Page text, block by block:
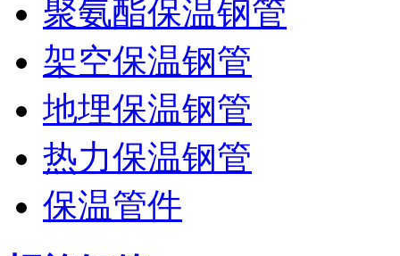
聚氨酯保温钢管
架空保温钢管
地埋保温钢管
热力保温钢管
保温管件